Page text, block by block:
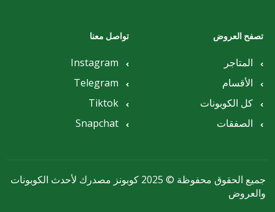
تصفح العروض
المتاجر
الأقسام
كل الكوبونات
الصفقات
تواصل معنا
Instagram
Telegram
Tiktok
Snapchat
جميع الحقوق محفوظة © 2025 كوبونز مصدرك لأحدث الكوبونات
والعروض